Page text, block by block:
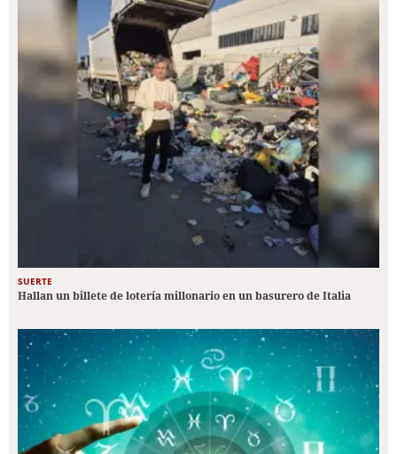
SUERTE
Hallan un billete de lotería millonario en un basurero de Italia